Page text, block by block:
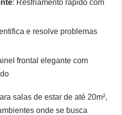
: Resfriamento rápido com
e resolve problemas
frontal elegante com
salas de estar de até 20m²,
onde se busca